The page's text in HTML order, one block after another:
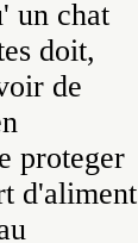
un chat
doit,
de
proteger
d'aliment